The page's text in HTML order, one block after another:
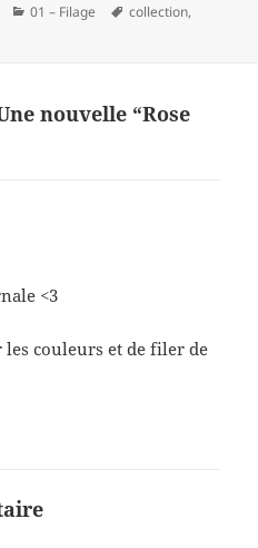
Catégories
01 – Filage
Mots-
collection,
nouvelle “Rose
<3
couleurs et de filer de